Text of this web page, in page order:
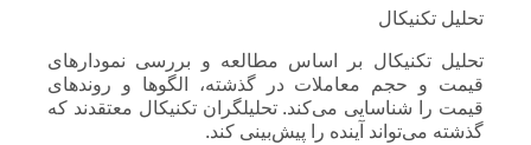
تحلیل تکنیکال
تحلیل تکنیکال بر اساس مطالعه و بررسی نمودارهای
قیمت و حجم معاملات در گذشته، الگوها و روندهای
قیمت را شناسایی می‌کند. تحلیلگران تکنیکال معتقدند که
گذشته می‌تواند آینده را پیش‌بینی کند.